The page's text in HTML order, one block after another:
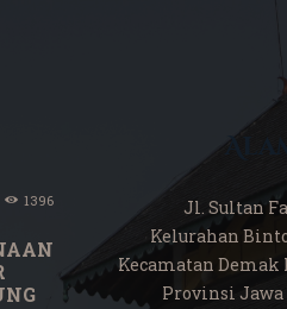
1396
Jl. Sultan
Kelurahan
Kecamatan Demak
Provinsi Jawa